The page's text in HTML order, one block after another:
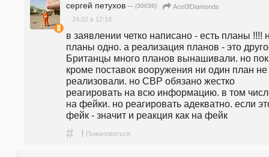
сергей петухов — (30036)
Ace0fDiamonds
24.02 в 12:16
в заявлении четко написано - есть планы !!!!
планы одно. а реализация планов - это
Британцы много планов вынашивали. но
кроме поставок вооружения ни один план не
реализовали. но СВР обязано жестко
реагировать на всю информацию. в том
на фейки. но реагировать адекватно. если
фейк - значит и реакция как на фейк
# ! Пожаловаться